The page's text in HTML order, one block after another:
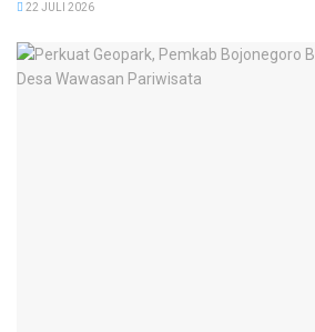
22 JULI 2026